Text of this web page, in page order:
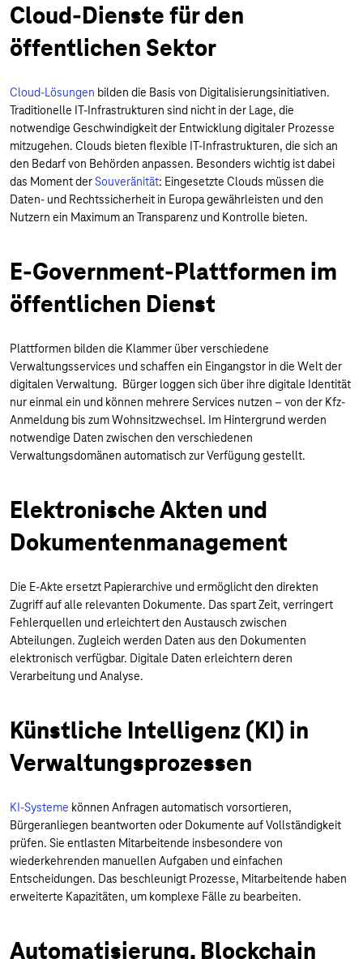
Cloud-Dienste für den
öffentlichen Sektor
Cloud-Lösungen bilden die Basis von Digitalisierungsinitiativen.
Traditionelle IT-Infrastrukturen sind nicht in der Lage, die
notwendige Geschwindigkeit der Entwicklung digitaler Prozesse
mitzugehen. Clouds bieten flexible IT-Infrastrukturen, die sich an
den Bedarf von Behörden anpassen. Besonders wichtig ist dabei
das Moment derSouveränität: Eingesetzte Clouds müssen die
Daten- und Rechtssicherheit in Europa gewährleisten und den
Nutzern ein Maximum an Transparenz und Kontrolle bieten.
E-Government-Plattformen im
öffentlichen Dienst
Plattformen bilden die Klammer über verschiedene
Verwaltungsservices und schaffen ein Eingangstor in die Welt der
digitalen Verwaltung. Bürger loggen sich über ihre digitale Identität
nur einmal ein und können mehrere Services nutzen – von der Kfz-
Anmeldung bis zum Wohnsitzwechsel. Im Hintergrund werden
notwendige Daten zwischen den verschiedenen
Verwaltungsdomänen automatisch zur Verfügung gestellt.
Elektronische Akten und
Dokumentenmanagement
Die E-Akte ersetzt Papierarchive und ermöglicht den direkten
Zugriff auf alle relevanten Dokumente. Das spart Zeit, verringert
Fehlerquellen und erleichtert den Austausch zwischen
Abteilungen. Zugleich werden Daten aus den Dokumenten
elektronisch verfügbar. Digitale Daten erleichtern deren
Verarbeitung und Analyse.
Künstliche Intelligenz (KI) in
Verwaltungsprozessen
KI-Systeme können Anfragen automatisch vorsortieren,
Bürgeranliegen beantworten oder Dokumente auf Vollständigkeit
prüfen. Sie entlasten Mitarbeitende insbesondere von
wiederkehrenden manuellen Aufgaben und einfachen
Entscheidungen. Das beschleunigt Prozesse, Mitarbeitende haben
erweiterte Kapazitäten, um komplexe Fälle zu bearbeiten.
Automatisierung, Blockchain